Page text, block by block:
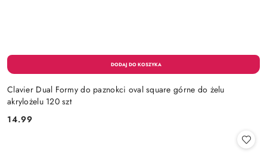
Clavier Dual Formy do paznokci oval square górne do żelu
akrylożelu 120 szt
Cena:
14.99